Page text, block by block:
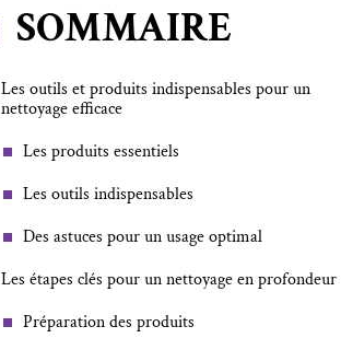
SOMMAIRE
Les outils et produits indispensables pour un
nettoyage efficace
Les produits essentiels
Les outils indispensables
Des astuces pour un usage optimal
Les étapes clés pour un nettoyage en profondeur
Préparation des produits